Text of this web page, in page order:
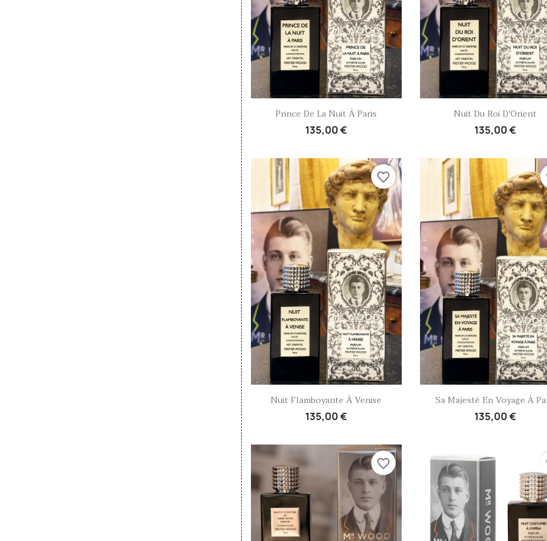
Aperçu rapide
Prince De La Nuit À Paris
135,00 €
Aperçu rapide
Nuit Du Roi D'Orient
135,00 €
Aperçu rapide
Nuit Flamboyante À Venise
135,00 €
favorite_border
Aperçu rapide
Sa Majesté En Voyage À
135,00 €
favorite_border